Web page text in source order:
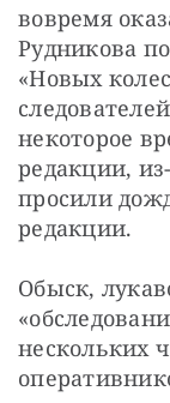
вовремя
Рудникова
«Новых
некоторое
редакции,
просили
редакции.
Обыск,
нескольких